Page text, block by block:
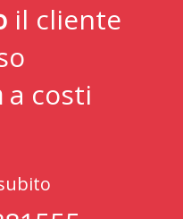
il cliente
a costi